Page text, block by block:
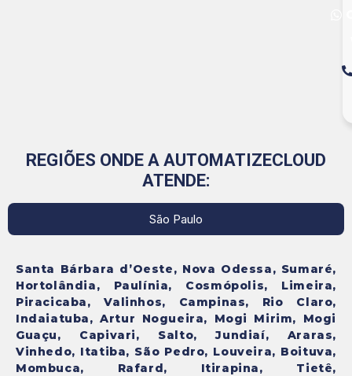
REGIÕES ONDE A AUTOMATIZECLOUD
ATENDE:
São Paulo
Santa Bárbara d’Oeste, Nova Odessa, Sumaré,
Hortolândia, Paulínia, Cosmópolis, Limeira,
Piracicaba, Valinhos, Campinas, Rio Claro,
Indaiatuba, Artur Nogueira, Mogi Mirim, Mogi
Guaçu, Capivari, Salto, Jundiaí, Araras,
Vinhedo, Itatiba, São Pedro, Louveira, Boituva,
Mombuca, Rafard, Itirapina, Tietê,